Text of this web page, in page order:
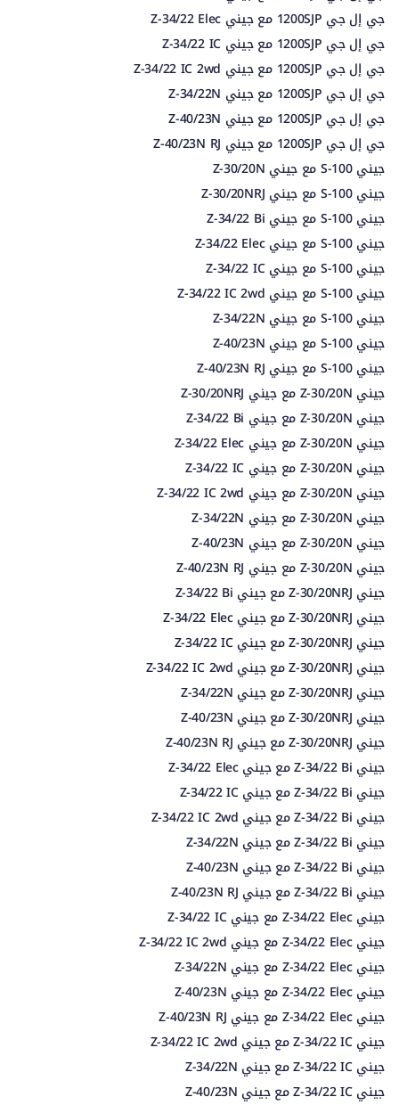
جي إل جي 1200SJP مع جيني Z-34/22 Elec
جي إل جي 1200SJP مع جيني Z-34/22 IC
جي إل جي 1200SJP مع جيني Z-34/22 IC 2wd
جي إل جي 1200SJP مع جيني Z-34/22N
جي إل جي 1200SJP مع جيني Z-40/23N
جي إل جي 1200SJP مع جيني Z-40/23N RJ
جيني S-100 مع جيني Z-30/20N
جيني S-100 مع جيني Z-30/20NRJ
جيني S-100 مع جيني Z-34/22 Bi
جيني S-100 مع جيني Z-34/22 Elec
جيني S-100 مع جيني Z-34/22 IC
جيني S-100 مع جيني Z-34/22 IC 2wd
جيني S-100 مع جيني Z-34/22N
جيني S-100 مع جيني Z-40/23N
جيني S-100 مع جيني Z-40/23N RJ
جيني Z-30/20N مع جيني Z-30/20NRJ
جيني Z-30/20N مع جيني Z-34/22 Bi
جيني Z-30/20N مع جيني Z-34/22 Elec
جيني Z-30/20N مع جيني Z-34/22 IC
جيني Z-30/20N مع جيني Z-34/22 IC 2wd
جيني Z-30/20N مع جيني Z-34/22N
جيني Z-30/20N مع جيني Z-40/23N
جيني Z-30/20N مع جيني Z-40/23N RJ
جيني Z-30/20NRJ مع جيني Z-34/22 Bi
جيني Z-30/20NRJ مع جيني Z-34/22 Elec
جيني Z-30/20NRJ مع جيني Z-34/22 IC
جيني Z-30/20NRJ مع جيني Z-34/22 IC 2wd
جيني Z-30/20NRJ مع جيني Z-34/22N
جيني Z-30/20NRJ مع جيني Z-40/23N
جيني Z-30/20NRJ مع جيني Z-40/23N RJ
جيني Z-34/22 Bi مع جيني Z-34/22 Elec
جيني Z-34/22 Bi مع جيني Z-34/22 IC
جيني Z-34/22 Bi مع جيني Z-34/22 IC 2wd
جيني Z-34/22 Bi مع جيني Z-34/22N
جيني Z-34/22 Bi مع جيني Z-40/23N
جيني Z-34/22 Bi مع جيني Z-40/23N RJ
جيني Z-34/22 Elec مع جيني Z-34/22 IC
جيني Z-34/22 Elec مع جيني Z-34/22 IC 2wd
جيني Z-34/22 Elec مع جيني Z-34/22N
جيني Z-34/22 Elec مع جيني Z-40/23N
جيني Z-34/22 Elec مع جيني Z-40/23N RJ
جيني Z-34/22 IC مع جيني Z-34/22 IC 2wd
جيني Z-34/22 IC مع جيني Z-34/22N
جيني Z-34/22 IC مع جيني Z-40/23N